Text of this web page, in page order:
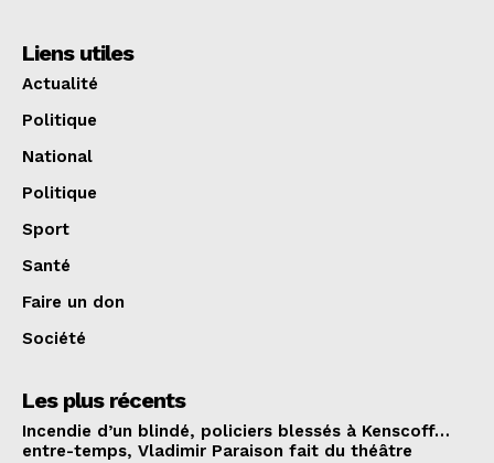
Liens utiles
Actualité
Politique
National
Politique
Sport
Santé
Faire un don
Société
Les plus récents
Incendie d’un blindé, policiers blessés à Kenscoff…
entre-temps, Vladimir Paraison fait du théâtre